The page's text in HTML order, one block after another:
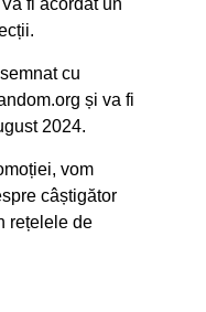
fi acordat un
cu
și va fi
2024.
vom
câștigător
rețelele de